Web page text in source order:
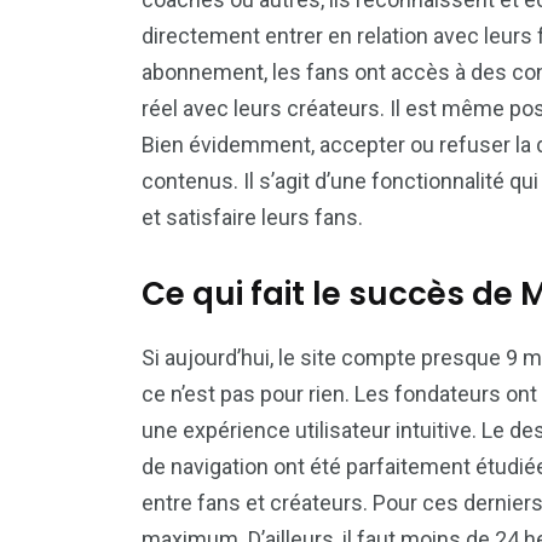
directement entrer en relation avec leurs
abonnement, les fans ont accès à des
réel avec leurs créateurs. Il est même
Bien évidemment, accepter ou refuser
contenus. Il s’agit d’une fonctionnalité
et satisfaire leurs fans.
Ce qui fait le succès de
Si aujourd’hui, le site compte presque 9
ce n’est pas pour rien. Les fondateurs
une expérience utilisateur intuitive. Le
de navigation ont été parfaitement
entre fans et créateurs. Pour ces